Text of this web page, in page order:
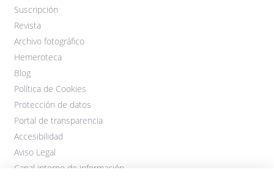
Suscripción
Revista
Archivo fotográfico
Hemeroteca
Blog
Política de Cookies
Protección de datos
Portal de transparencia
Accesibilidad
Aviso Legal
Canal interno de información